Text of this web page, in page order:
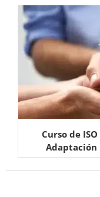
Curso de
Adaptación